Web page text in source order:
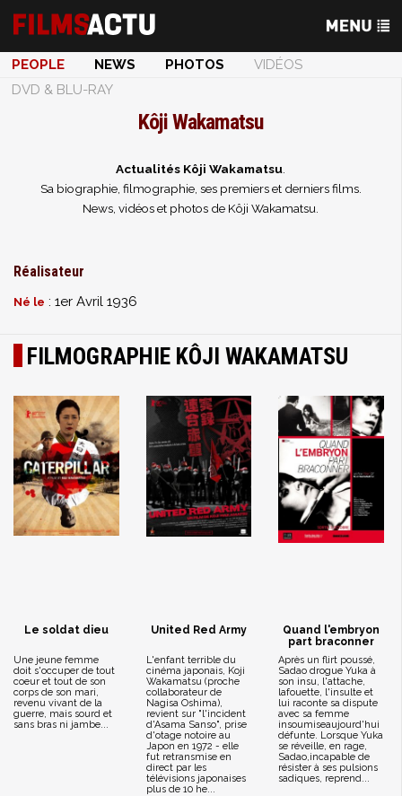
PEOPLE NEWS PHOTOS
VIDÉOS
DVD & BLU-RAY
Kôji Wakamatsu
Actualités Kôji Wakamatsu
Sa biographie, filmographie, ses premiers et derniers films.
News, vidéos et photos de Kôji Wakamatsu.
Réalisateur
Né le : 1er Avril 1936
FILMOGRAPHIE KÔJI WAKAMATSU
Le soldat dieu
Une jeune femme
doit s'occuper de tout
coeur et tout de son
corps de son mari,
revenu vivant de la
guerre, mais sourd et
sans bras ni jambe...
United Red Army
L'enfant terrible du
cinéma japonais, Koji
Wakamatsu (proche
collaborateur de
Nagisa Oshima),
revient sur "l'incident
d'Asama Sanso", prise
d'otage notoire au
Japon en 1972 - elle
fut retransmise en
direct par les
télévisions japonaises
plus de 10 he...
Quand l'embryon
part braconner
Après un flirt poussé,
Sadao drogue Yuka à
son insu, l'attache,
lafouette, l'insulte et
lui raconte sa dispute
avec sa femme
insoumiseaujourd'hui
défunte. Lorsque Yuka
se réveille, en rage,
Sadao,incapable de
résister à ses pulsions
sadiques, reprend...